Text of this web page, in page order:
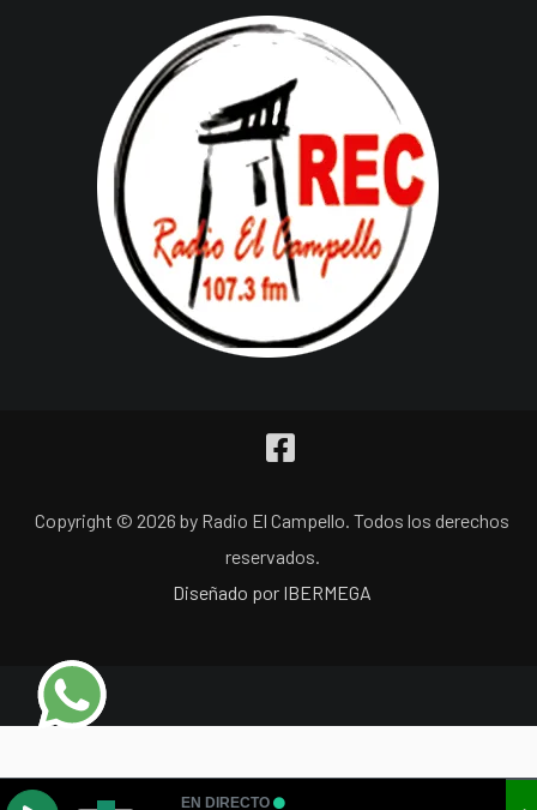
Copyright © 2026 by Radio El Campello. Todos los derechos
reservados.
Diseñado por IBERMEGA
EN DIRECTO